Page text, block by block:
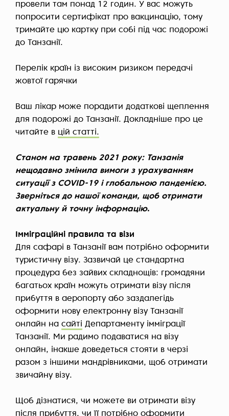
провели там понад 12 годин. У вас можуть
попросити сертифікат про вакцинацію, тому
тримайте цю картку при собі під час подорожі
до Танзанії.
Перелік країн із високим ризиком передачі
жовтої гарячки
Ваш лікар може порадити додаткові щеплення
для подорожі до Танзанії. Докладніше про це
читайте в цій статті.
Станом на травень 2021 року: Танзанія
нещодавно змінила вимоги з урахуванням
ситуації з COVID-19 і глобальною пандемією.
Зверніться до нашої команди, щоб отримати
актуальну й точну інформацію.
Імміграційні правила та візи
Для сафарі в Танзанії вам потрібно оформити
туристичну візу. Зазвичай це стандартна
процедура без зайвих складнощів: громадяни
багатьох країн можуть отримати візу після
прибуття в аеропорту або заздалегідь
оформити нову електронну візу Танзанії
онлайн на сайті Департаменту імміграції
Танзанії. Ми радимо подаватися на візу
онлайн, інакше доведеться стояти в черзі
разом з іншими мандрівниками, щоб отримати
звичайну візу.
Щоб дізнатися, чи можете ви отримати візу
після прибуття, чи її потрібно оформити